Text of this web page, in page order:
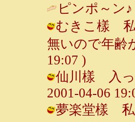
ピンポ～
むきこ樣 私
無いので年齢
19:07 )
仙川樣 入っ
2001-04-06
夢楽堂樣 私